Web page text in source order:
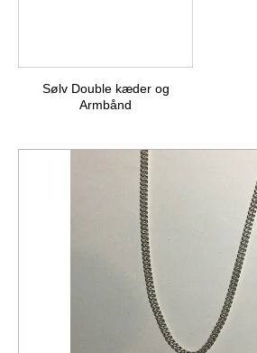
Sølv Double kæder og
Armbånd